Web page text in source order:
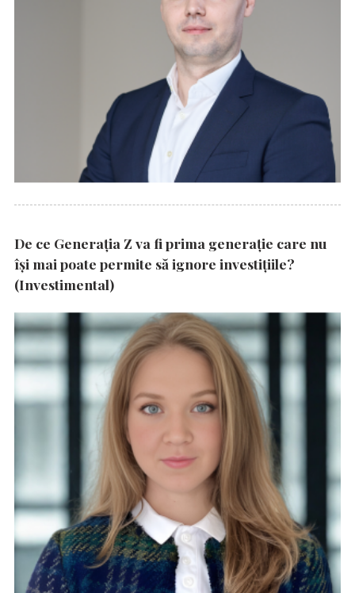
De ce Generația Z va fi prima generație care nu
își mai poate permite să ignore investițiile?
(Investimental)